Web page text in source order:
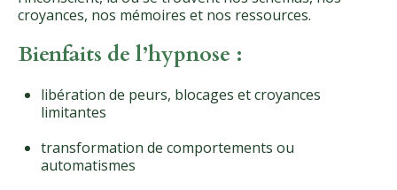
croyances, nos mémoires et nos ressources.
Bienfaits de l’hypnose :
libération de peurs, blocages et croyances
limitantes
transformation de comportements ou
automatismes